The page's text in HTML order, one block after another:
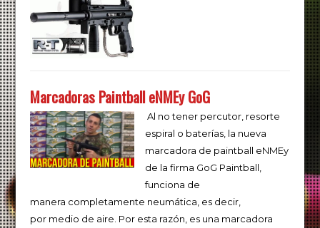
Marcadoras Paintball eNMEy GoG
Al no tener percutor, resorte
espiral o baterías, la nueva
marcadora de paintball eNMEy
de la firma GoG Paintball,
funciona de
manera completamente neumática, es decir,
por medio de aire. Por esta razón, es una marcadora